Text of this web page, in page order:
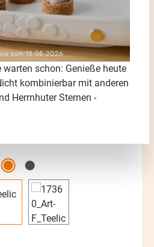
schon: Genieße heute
kombinierbar mit anderen
Herrnhuter Sternen -